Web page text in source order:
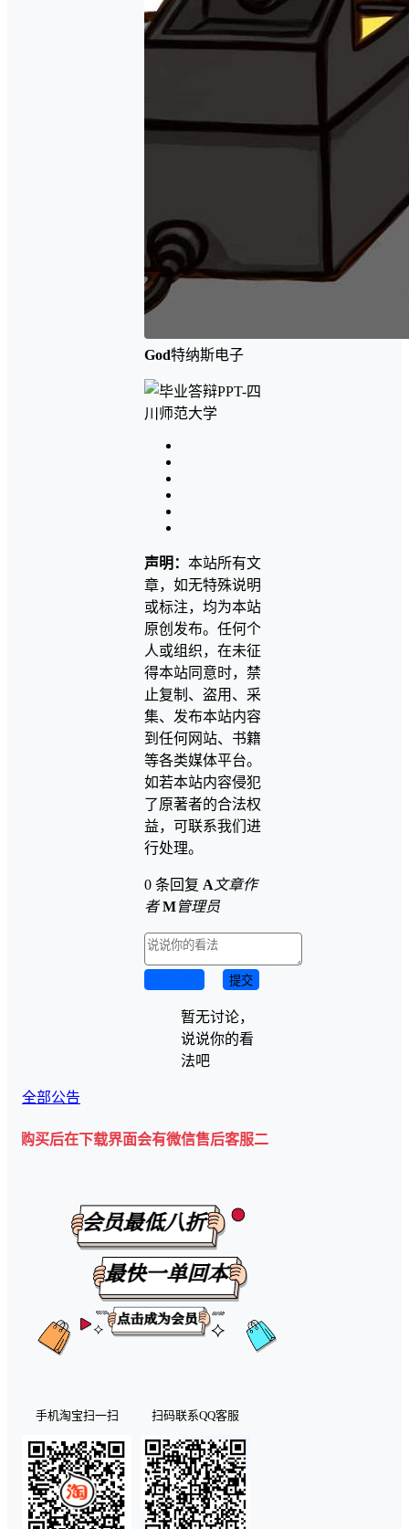
God特纳斯电子
声明： 本站所有文
章，如无特殊说明
或标注，均为本站
原创发布。任何个
人或组织，在未征
得本站同意时，禁
止复制、盗用、采
集、发布本站内容
到任何网站、书籍
等各类媒体平台。
如若本站内容侵犯
了原著者的合法权
益，可联系我们进
行处理。
0 条回复 A 文章作
者 M管理员
提交
暂无讨论，
说说你的看
法吧
全部公告
载界面会有微信售后客服二维码💡
手机淘宝扫一扫 扫码联系QQ客服